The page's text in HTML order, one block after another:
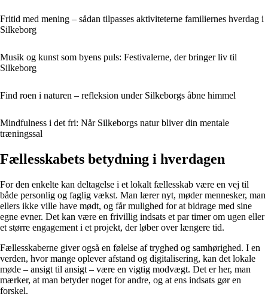
Fritid med mening – sådan tilpasses aktiviteterne familiernes hverdag i
Silkeborg
Musik og kunst som byens puls: Festivalerne, der bringer liv til
Silkeborg
Find roen i naturen – refleksion under Silkeborgs åbne himmel
Mindfulness i det fri: Når Silkeborgs natur bliver din mentale
træningssal
Fællesskabets betydning i hverdagen
For den enkelte kan deltagelse i et lokalt fællesskab være en vej til
både personlig og faglig vækst. Man lærer nyt, møder mennesker, man
ellers ikke ville have mødt, og får mulighed for at bidrage med sine
egne evner. Det kan være en frivillig indsats et par timer om ugen eller
et større engagement i et projekt, der løber over længere tid.
Fællesskaberne giver også en følelse af tryghed og samhørighed. I en
verden, hvor mange oplever afstand og digitalisering, kan det lokale
møde – ansigt til ansigt – være en vigtig modvægt. Det er her, man
mærker, at man betyder noget for andre, og at ens indsats gør en
forskel.